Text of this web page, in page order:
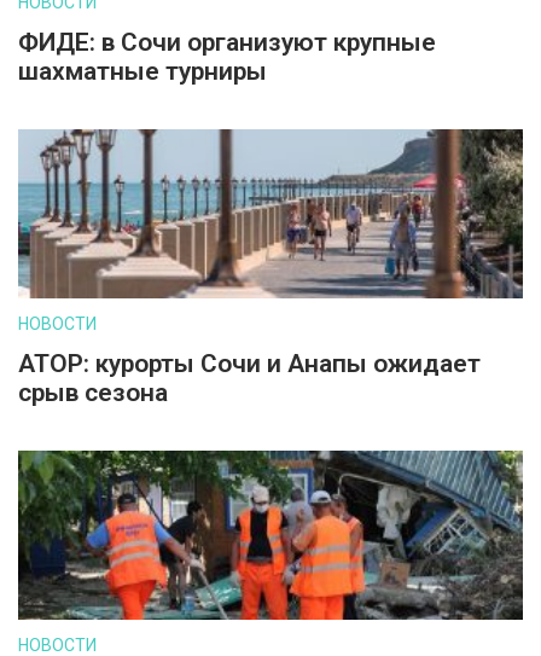
ФИДЕ: в Сочи организуют крупные
шахматные турниры
НОВОСТИ
АТОР: курорты Сочи и Анапы ожидает
срыв сезона
НОВОСТИ